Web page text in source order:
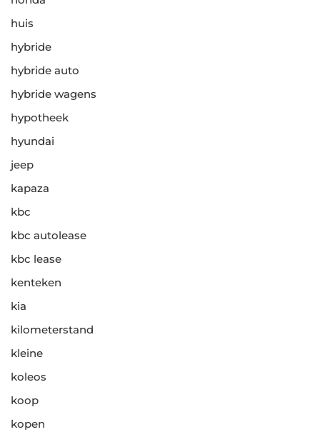
huis
hybride
hybride auto
hybride wagens
hypotheek
hyundai
jeep
kapaza
kbc
kbc autolease
kbc lease
kenteken
kia
kilometerstand
kleine
koleos
koop
kopen